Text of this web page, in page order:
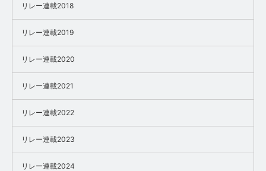
リレー連載2018
リレー連載2019
リレー連載2020
リレー連載2021
リレー連載2022
リレー連載2023
リレー連載2024